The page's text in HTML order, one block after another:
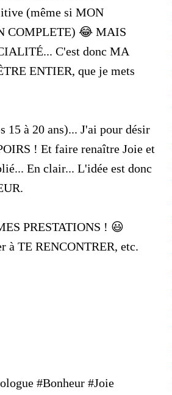
(même si MON
COMPLETE) 😂 MAIS
C'est donc MA
ENTIER, que je mets
15 à 20 ans)... J'ai pour désir
! Et faire renaître Joie et
En clair... L'idée est donc
PRESTATIONS ! 😃
à TE RENCONTRER, etc.
#Bonheur #Joie